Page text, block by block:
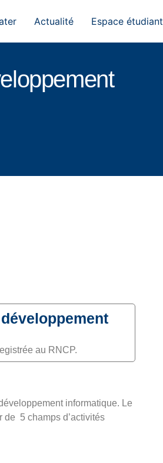
Actualité Espace étudiant
au RNCP.
informatique. Le
de 5 champs d’activités